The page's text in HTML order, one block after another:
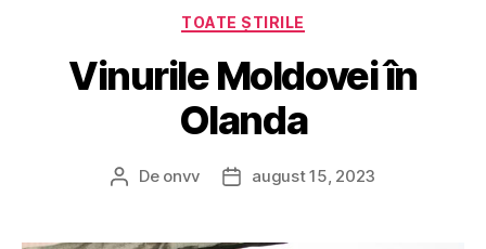
Categorii
TOATE ȘTIRILE
Vinurile Moldovei în
Olanda
Autor
De onvv
Datăaugust 15, 2023